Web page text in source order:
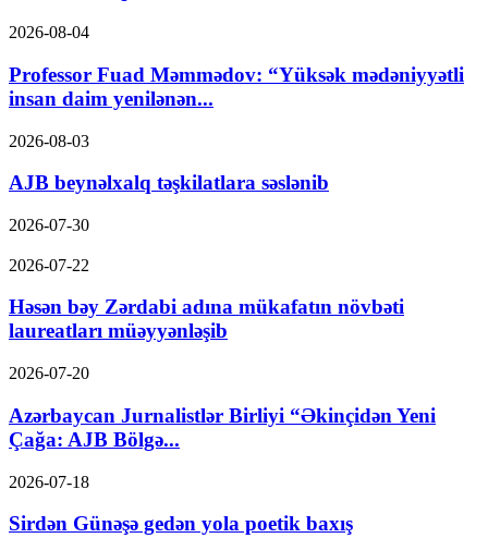
2026-08-04
Professor Fuad Məmmədov: “Yüksək mədəniyyətli
insan daim yenilənən...
2026-08-03
AJB beynəlxalq təşkilatlara səslənib
2026-07-30
2026-07-22
Həsən bəy Zərdabi adına mükafatın növbəti
laureatları müəyyənləşib
2026-07-20
Azərbaycan Jurnalistlər Birliyi “Əkinçidən Yeni
Çağa: AJB Bölgə...
2026-07-18
Sirdən Günəşə gedən yola poetik baxış